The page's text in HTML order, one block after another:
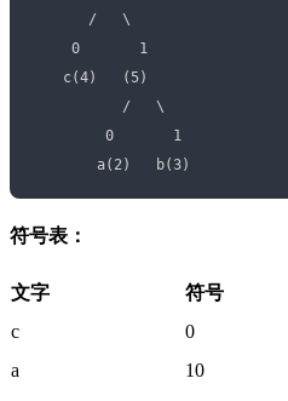
       /   \
     0       1
    c(4)   (5)
           /   \
         0       1
        a(2)   b(3)
符号表：
文字 符号
c
0
a
10